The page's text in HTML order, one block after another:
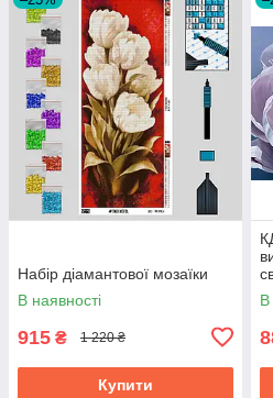
Набір діамантової мозаїки
В наявності
915 ₴ 1 220 ₴
Купити
В